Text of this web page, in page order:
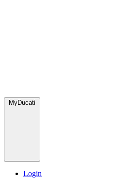
MyDucati
Login